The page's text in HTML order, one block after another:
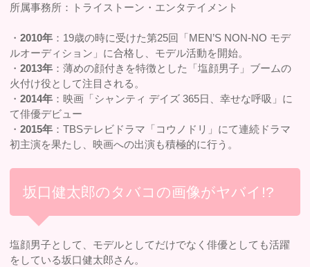
所属事務所：トライストーン・エンタテイメント
・2010年 ：19歳の時に受けた第25回「MEN’S NON-NO モデ
ルオーディション」に合格し、モデル活動を開始。
・2013年 ：薄めの顔付きを特徴とした「塩顔男子」ブームの
火付け役として注目される。
・2014年 ：映画「シャンティ デイズ 365日、幸せな呼吸」に
て俳優デビュー
・2015年 ：TBSテレビドラマ「コウノドリ」にて連続ドラマ
初主演を果たし、映画への出演も積極的に行う。
坂口健太郎のタバコの画像がヤバイ!?
塩顔男子として、モデルとしてだけでなく俳優としても活躍
をしている坂口健太郎さん。